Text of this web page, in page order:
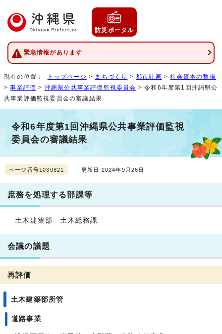
防災ポータル
緊急情報があります
現在の位置： トップページ > まちづくり >都市計画 >社会資本の整備
>事業評価 > 沖縄県公共事業評価監視委員会 > 令和6年度第1回沖縄県公
共事業評価監視委員会の審議結果
令和6年度第1回沖縄県公共事業評価監視
委員会の審議結果
ページ番号1030821 更新日 2024年9月26日
庶務を処理する部課等
土木建築部 土木総務課
会議の議題
再評価
土木建築部所管
道路事業